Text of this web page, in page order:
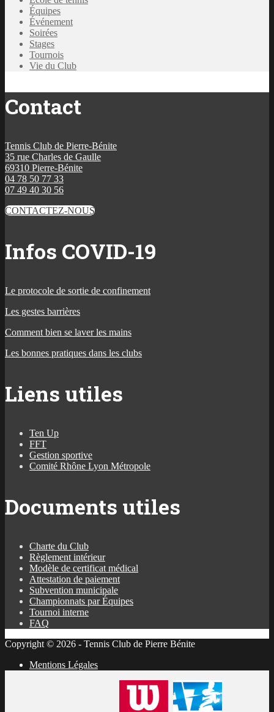
Équipes
Événement
Soirées
Stages
Tournois
Vie du Club
Contact
Tennis Club de Pierre-Bénite
35 rue Charles de Gaulle
69310 Pierre-Bénite
04 78 50 77 33
07 49 40 30 56
CONTACTEZ-NOUS
Infos COVID-19
Le protocole de sortie de confinement
Les gestes barrières
Comment bien se laver les mains
Les bonnes pratiques dans les clubs
Liens utiles
Ten Up
FFT
Gestion sportive
Comité Rhône Lyon Métropole
Documents utiles
Charte du Club
Règlement intérieur
Modèle de certificat médical
Attestation de paiement
Subvention municipale
Championnats par Équipes
Tournoi interne
FAQ
Copyright © 2026 - Tennis Club de Pierre Bénite
Mentions Légales